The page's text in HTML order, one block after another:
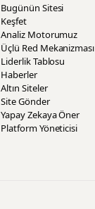
Bugünün Sitesi
Keşfet
Analiz Motorumuz
Üçlü Red Mekanizması
Liderlik Tablosu
Haberler
Altın Siteler
Site Gönder
Yapay Zekaya Öner
Platform Yöneticisi